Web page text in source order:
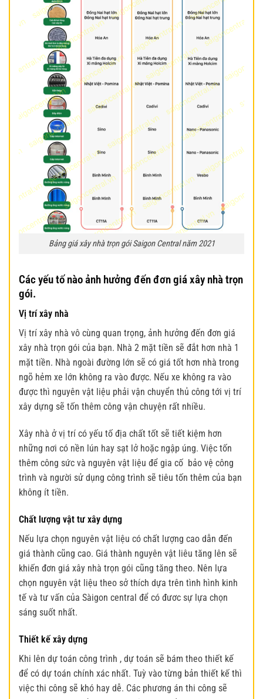
Bảng giá xây nhà trọn gói Saigon Central năm 2021
Các yếu tố nào ảnh hưởng đến đơn giá xây nhà trọn
gói.
Vị trí xây nhà
Vị trí xây nhà vô cùng quan trọng, ảnh hưởng đến đơn giá
xây nhà trọn gói của bạn. Nhà 2 mặt tiền sẽ đắt hơn nhà 1
mặt tiền. Nhà ngoài đường lớn sẽ có giá tốt hơn nhà trong
ngõ hẻm xe lớn không ra vào được. Nếu xe không ra vào
được thì nguyên vật liệu phải vận chuyển thủ công tới vị trí
xây dựng sẽ tốn thêm công vận chuyện rất nhiều.
Xây nhà ở vị trí có yếu tố địa chất tốt sẽ tiết kiệm hơn
những nơi có nền lún hay sạt lở hoặc ngập úng. Việc tốn
thêm công sức và nguyên vật liệu để gia cố bảo vệ công
trình và người sử dụng công trình sẽ tiêu tốn thêm của bạn
không ít tiền.
Chất lượng vật tư xây dựng
Nếu lựa chọn nguyên vật liệu có chất lượng cao dẫn đến
giá thành cũng cao. Giá thành nguyên vật liêu tăng lên sẽ
khiến đơn giá xây nhà trọn gói cũng tăng theo. Nên lựa
chọn nguyên vật liệu theo sở thích dựa trên tình hình kinh
tế và tư vấn của Sàigon central để có đươc sự lựa chọn
sáng suốt nhất.
Thiết kế xây dựng
Khi lên dự toán công trình , dự toán sẽ bám theo thiết kế
để có dự toán chính xác nhất. Tuỳ vào từng bản thiết kế thì
việc thi công sẽ khó hay dễ. Các phương án thi công sẽ